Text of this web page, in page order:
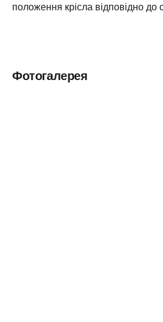
положення крісла відповідно до
Фотогалерея